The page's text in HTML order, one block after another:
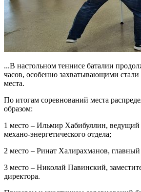
...В настольном теннисе баталии
часов, особенно захватывающими
места.
По итогам соревнований места
образом:
1 место – Ильмир Хабибуллин, ведущий
механо-энергетического отдела;
2 место – Ринат Халирахманов,
3 место – Николай Павинский,
директора.